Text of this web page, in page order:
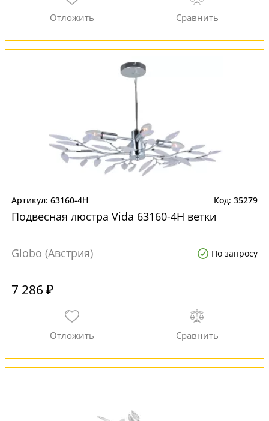
63160-4H 35279
Подвесная люстра Vida 63160-4H ветки
Globo (Австрия) По запросу
7 286 ₽